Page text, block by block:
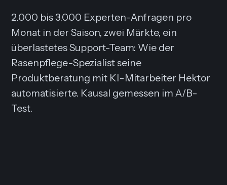
2.000 bis 3.000 Experten-Anfragen pro
Monat in der Saison, zwei Märkte, ein
überlastetes Support-Team: Wie der
Rasenpflege-Spezialist seine
Produktberatung mit KI-Mitarbeiter Hektor
automatisierte. Kausal gemessen im A/B-
Test.